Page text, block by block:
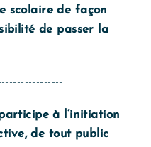
scolaire de façon
de passer la
à l’initiation
de tout public